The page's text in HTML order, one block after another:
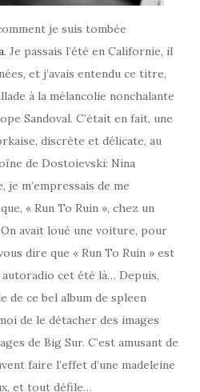
je suis tombée
. Je passais l’été en Californie, il
et j’avais entendu ce titre,
à la mélancolie nonchalante
Sandoval. C’était en fait, une
discrète et délicate, au
de Dostoievski: Nina
je m’empressais de me
« Run To Ruin », chez un
avait loué une voiture, pour
dire que « Run To Ruin » est
cet été là… Depuis,
de ce bel album de spleen
de le détacher des images
de Big Sur. C’est amusant de
faire l’effet d’une madeleine
et tout défile…